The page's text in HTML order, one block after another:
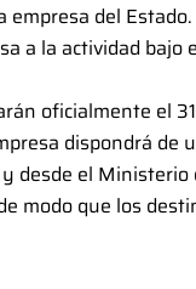
del
a la actividad bajo
oficialmente el
dispondrá
desde el
modo que los